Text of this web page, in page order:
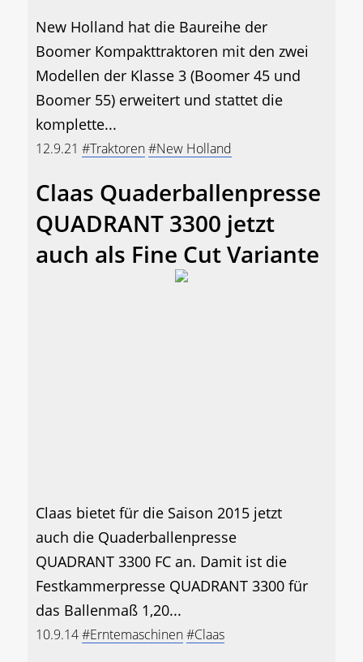
New Holland hat die Baureihe der
Boomer Kompakttraktoren mit den zwei
Modellen der Klasse 3 (Boomer 45 und
Boomer 55) erweitert und stattet die
komplette...
12.9.21 #Traktoren#New Holland
Claas Quaderballenpresse
QUADRANT 3300 jetzt
auch als Fine Cut Variante
Claas bietet für die Saison 2015 jetzt
auch die Quaderballenpresse
QUADRANT 3300 FC an. Damit ist die
Festkammerpresse QUADRANT 3300 für
das Ballenmaß 1,20...
10.9.14#Erntemaschinen#Claas